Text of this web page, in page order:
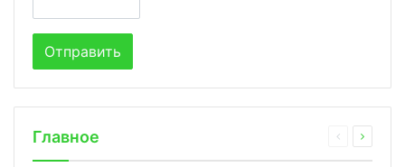
Главное